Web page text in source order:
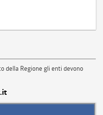
della Regione gli enti devono